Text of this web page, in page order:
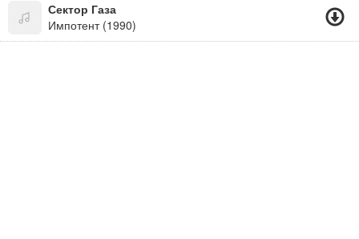
Сектор Газа
Импотент (1990)